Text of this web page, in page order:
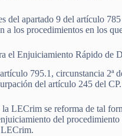
del apartado 9 del artículo
a los procedimientos en los
el Enjuiciamiento Rápido de
795.1, circunstancia 2ª
del artículo 245 del CP.
LECrim se reforma de tal
del